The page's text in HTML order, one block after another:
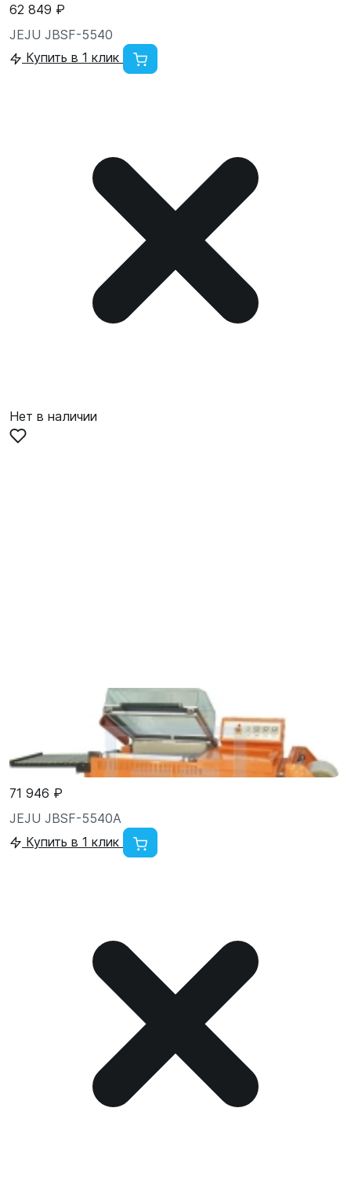
62 849 ₽
JEJU JBSF-5540
Купить в 1 клик
Нет в наличии
71 946 ₽
JEJU JBSF-5540A
Купить в 1 клик